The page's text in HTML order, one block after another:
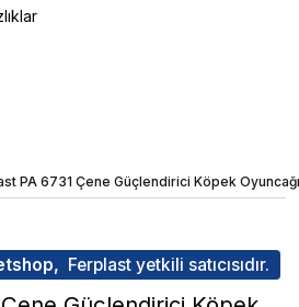
PA 6731 Çene Güçlendirici Köpek
Ferplast yetkili satıcısıdır.